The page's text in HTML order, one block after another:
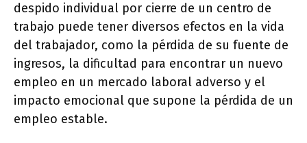
despido individual por cierre de un centro de
trabajo puede tener diversos efectos en la vida
del trabajador, como la pérdida de su fuente de
ingresos, la dificultad para encontrar un nuevo
empleo en un mercado laboral adverso y el
impacto emocional que supone la pérdida de un
empleo estable.